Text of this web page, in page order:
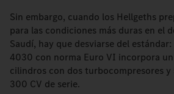
Sin embargo, cuando los Hellgeths
para las condiciones más duras en el
Saudí, hay que desviarse del
4030 con norma Euro VI incorpora
cilindros con dos turbocompresores
300 CV de serie.